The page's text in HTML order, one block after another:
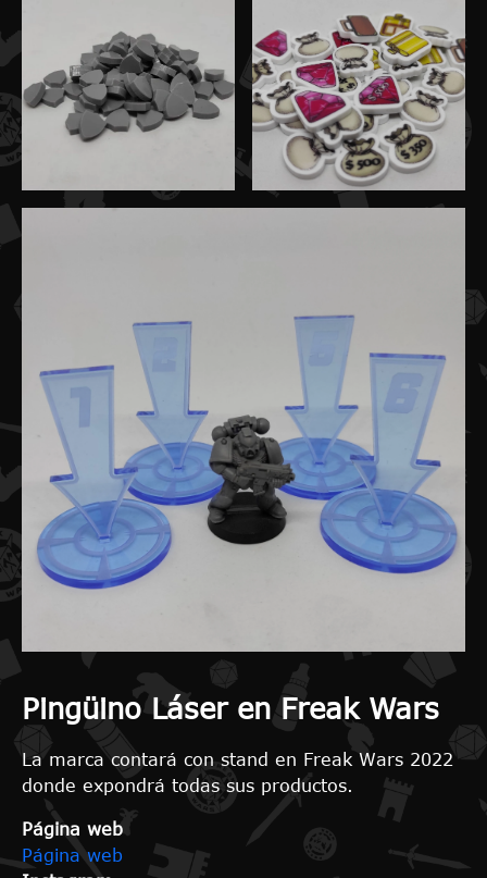
Pingüino Láser en Freak Wars
La marca contará con stand en Freak Wars 2022
donde expondrá todas sus productos.
Página web
Página web